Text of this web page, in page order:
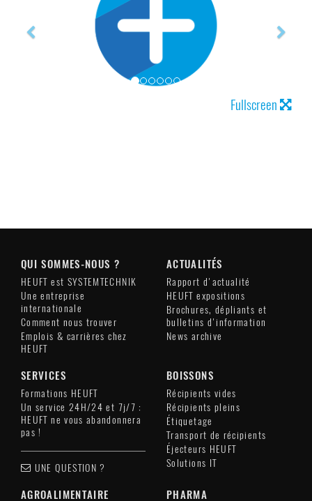
Fullscreen
QUI SOMMES-NOUS ?
HEUFT est SYSTEMTECHNIK
Une entreprise
internationale
Comment nous trouver
Emplois & carrières chez
HEUFT
ACTUALITÉS
Rapport d'actualité
HEUFT expositions
Brochures, dépliants et
bulletins d'information
News archive
SERVICES
Formations HEUFT
Un service 24H/24 et 7j/7 :
HEUFT ne vous abandonnera
pas !
UNE QUESTION ?
BOISSONS
Récipients vides
Récipients pleins
Étiquetage
Transport de récipients
Éjecteurs HEUFT
Solutions IT
AGROALIMENTAIRE PHARMA